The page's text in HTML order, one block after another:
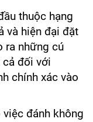
thuộc hạng
và hiện đại đặt
ra những cú
cả đối với
chính xác vào
đánh không